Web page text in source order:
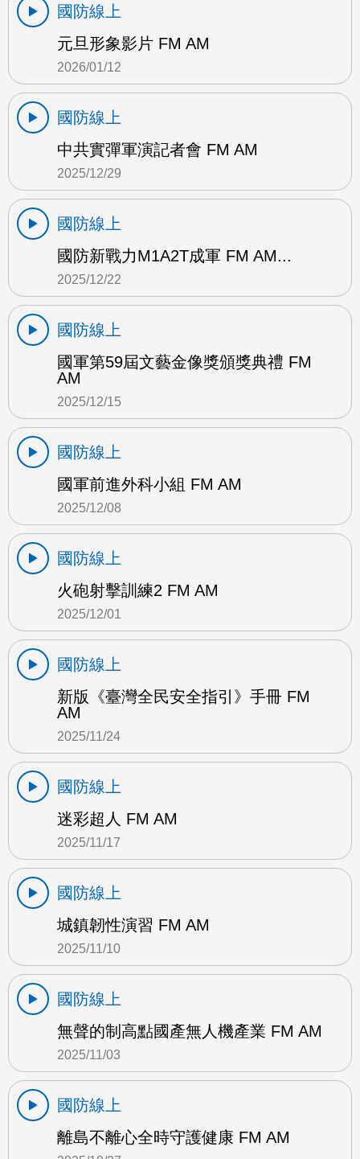
國防線上
元旦形象影片 FM AM
2026/01/12
國防線上
中共實彈軍演記者會 FM AM
2025/12/29
國防線上
國防新戰力M1A2T成軍 FM AM...
2025/12/22
國防線上
國軍第59屆文藝金像獎頒獎典禮 FM
AM
2025/12/15
國防線上
國軍前進外科小組 FM AM
2025/12/08
國防線上
火砲射擊訓練2 FM AM
2025/12/01
國防線上
新版《臺灣全民安全指引》手冊 FM
AM
2025/11/24
國防線上
迷彩超人 FM AM
2025/11/17
國防線上
城鎮韌性演習 FM AM
2025/11/10
國防線上
無聲的制高點國產無人機產業 FM AM
2025/11/03
國防線上
離島不離心全時守護健康 FM AM